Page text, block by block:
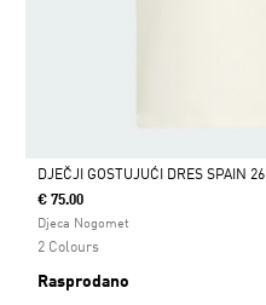
Da
DJEČJI GOSTUJUĆI DRES SPAIN 26
€ 75.00
Djeca Nogomet
2 Colours
Rasprodano